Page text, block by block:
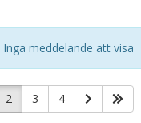
Inga meddelande att visa
2 3 4